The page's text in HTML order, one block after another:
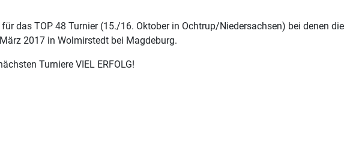
das TOP 48 Turnier (15./16. Oktober in Ochtrup/Niedersachsen) bei denen
2017 in Wolmirstedt bei Magdeburg.
Turniere VIEL ERFOLG!